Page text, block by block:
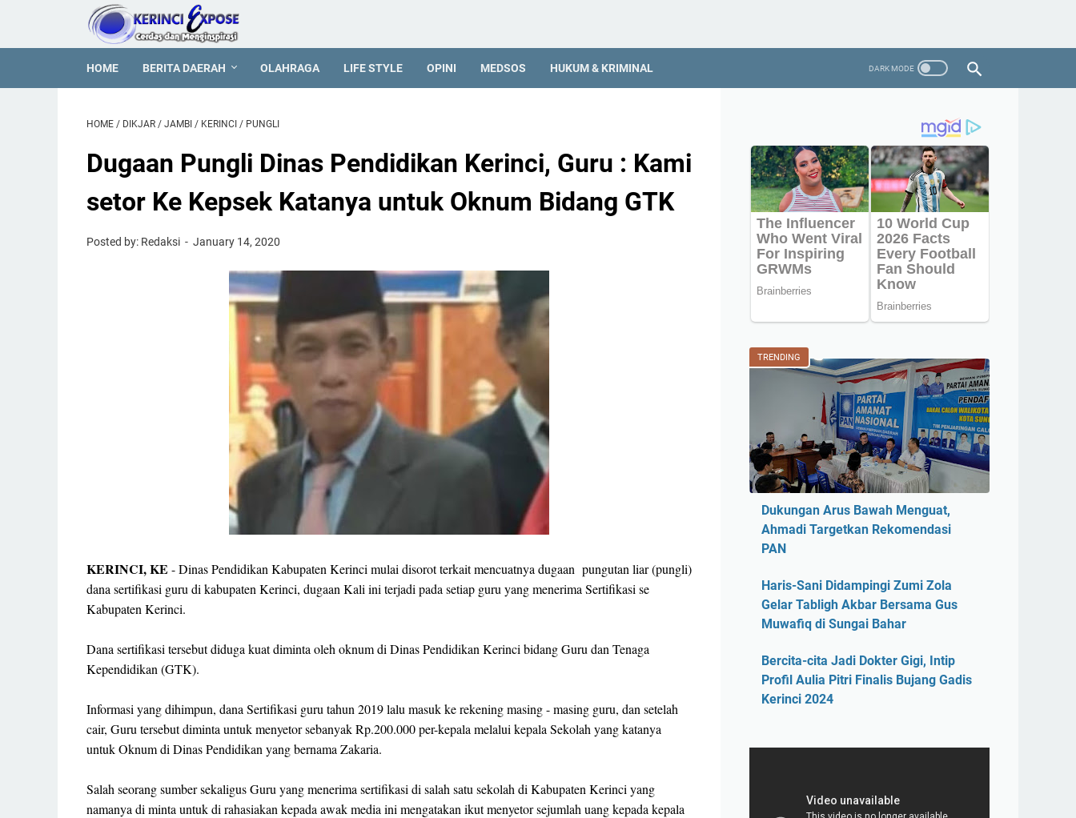
HOME BERITA DAERAH OLAHRAGA LIFE STYLE OPINI MEDSOS HUKUM & KRIMINAL
HOME / DIKJAR / JAMBI / KERINCI / PUNGLI
Dugaan Pungli Dinas Pendidikan Kerinci, Guru : Kami
setor Ke Kepsek Katanya untuk Oknum Bidang GTK
Posted by: Redaksi January 14, 2020
KERINCI, KE - Dinas Pendidikan Kabupaten Kerinci mulai disorot terkait mencuatnya dugaan pungutan liar (pungli)
dana sertifikasi guru di kabupaten Kerinci, dugaan Kali ini terjadi pada setiap guru yang menerima Sertifikasi se
Kabupaten Kerinci.
Dana sertifikasi tersebut diduga kuat diminta oleh oknum di Dinas Pendidikan Kerinci bidang Guru dan Tenaga
Kependidikan (GTK).
Informasi yang dihimpun, dana Sertifikasi guru tahun 2019 lalu masuk ke rekening masing - masing guru, dan setelah
cair, Guru tersebut diminta untuk menyetor sebanyak Rp.200.000 per-kepala melalui kepala Sekolah yang katanya
untuk Oknum di Dinas Pendidikan yang bernama Zakaria.
Salah seorang sumber sekaligus Guru yang menerima sertifikasi di salah satu sekolah di Kabupaten Kerinci yang
namanya di minta untuk di rahasiakan kepada awak media ini mengatakan ikut menyetor sejumlah uang kepada kepala
TRENDING
Dukungan Arus Bawah Menguat,
Ahmadi Targetkan Rekomendasi
PAN
Haris-Sani Didampingi Zumi Zola
Gelar Tabligh Akbar Bersama Gus
Muwafiq di Sungai Bahar
Bercita-cita Jadi Dokter Gigi, Intip
Profil Aulia Pitri Finalis Bujang Gadis
Kerinci 2024